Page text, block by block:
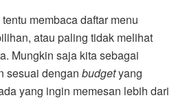
membaca daftar menu
atau paling tidak melihat
Mungkin saja kita sebagai
sesuai dengan budgetyang
yang ingin memesan lebih dari